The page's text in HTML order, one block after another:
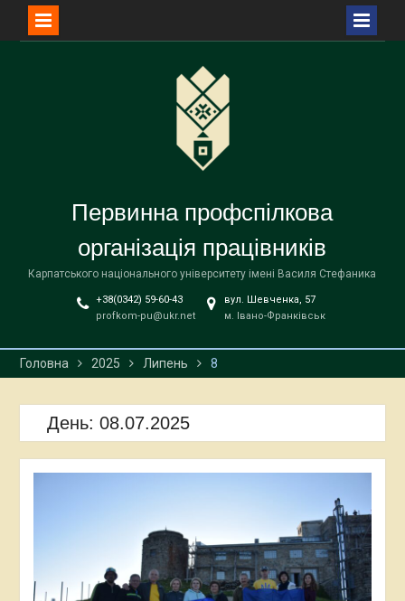
Первинна профспілкова
організація працівників
Карпатського національного університету імені Василя Стефаника
+38(0342) 59-60-43
profkom-pu@ukr.net
вул. Шевченка, 57
м. Івано-Франківськ
Головна 2025 Липень 8
День: 08.07.2025